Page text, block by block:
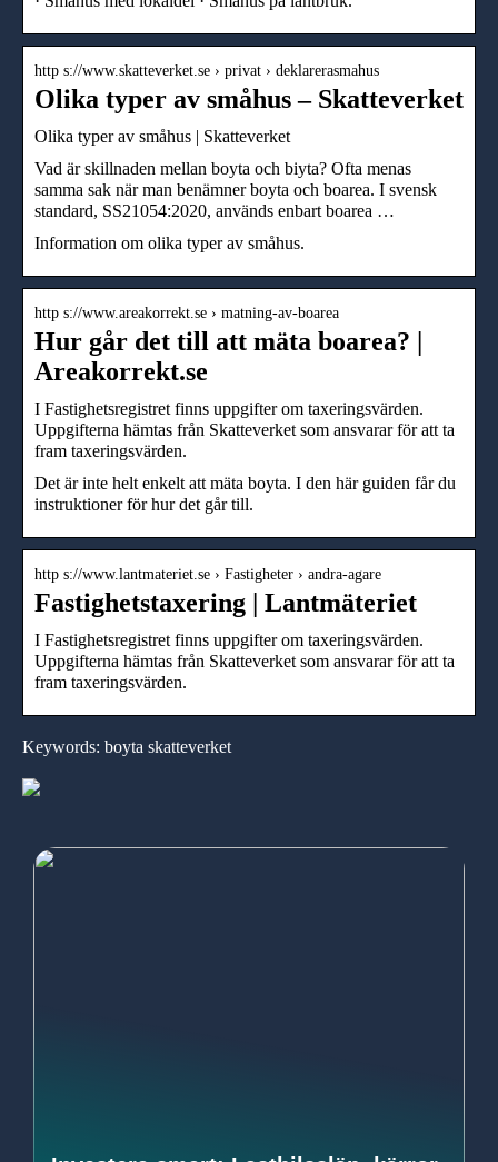
http s://www.skatteverket.se › privat › deklarerasmahus
Olika typer av småhus – Skatteverket
Olika typer av småhus | Skatteverket
Vad är skillnaden mellan boyta och biyta? Ofta menas
samma sak när man benämner boyta och boarea. I svensk
standard, SS21054:2020, används enbart boarea …
Information om olika typer av småhus.
http s://www.areakorrekt.se › matning-av-boarea
Hur går det till att mäta boarea? |
Areakorrekt.se
I Fastighetsregistret finns uppgifter om taxeringsvärden.
Uppgifterna hämtas från Skatteverket som ansvarar för att ta
fram taxeringsvärden.
Det är inte helt enkelt att mäta boyta. I den här guiden får du
instruktioner för hur det går till.
http s://www.lantmateriet.se › Fastigheter › andra-agare
Fastighetstaxering | Lantmäteriet
I Fastighetsregistret finns uppgifter om taxeringsvärden.
Uppgifterna hämtas från Skatteverket som ansvarar för att ta
fram taxeringsvärden.
Keywords: boyta skatteverket